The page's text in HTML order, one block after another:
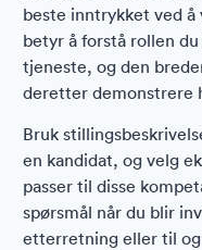
beste inntrykket ved å
betyr å forstå rollen du
tjeneste, og den
deretter demonstrere
Bruk
en kandidat, og velg
passer til disse
spørsmål når du blir
etterretning eller til